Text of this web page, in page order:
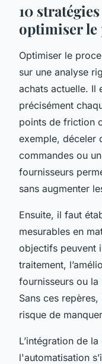
10
optimiser le
Optimiser le
sur une analyse
achats actuelle. Il
précisément
points de friction
exemple, déceler
commandes ou
fournisseurs
sans augmenter
Ensuite, il faut
mesurables en
objectifs peuvent
traitement,
fournisseurs ou
Sans ces
risque de
L’intégration de
l'automatisation